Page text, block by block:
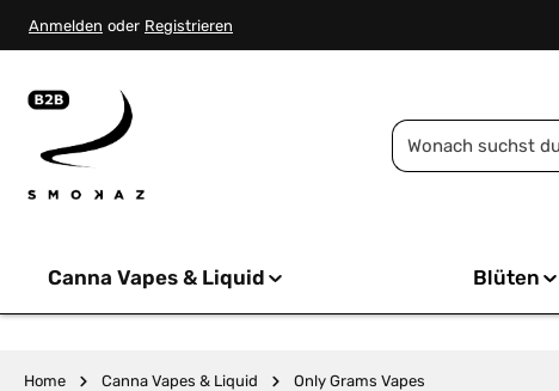
Zur Hauptnavigation springen
Anmelden oder Registrieren
Canna Vapes & Liquid Blüten
Home Canna Vapes & Liquid Only Grams Vapes